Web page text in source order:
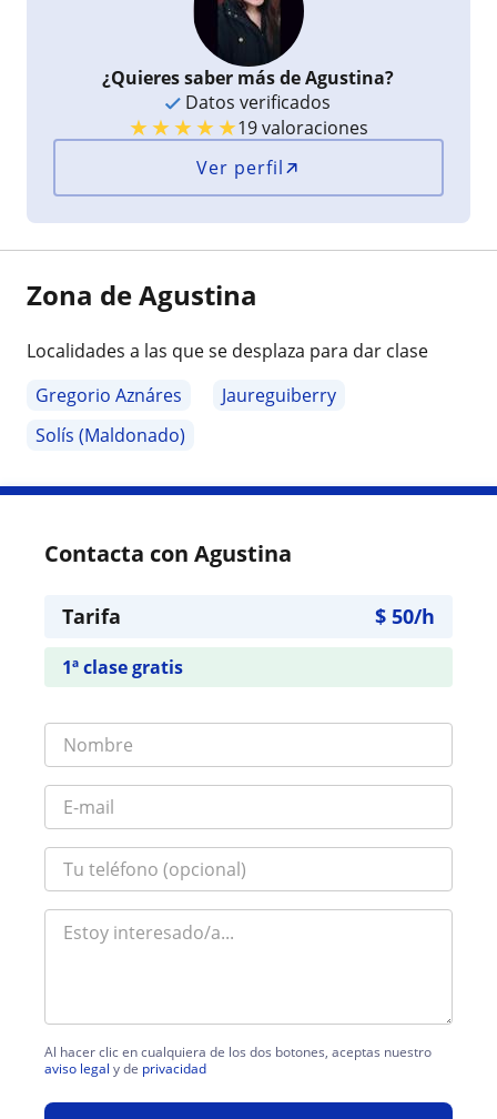
¿Quieres saber más de Agustina?
Datos verificados
★★★★★19 valoraciones
Ver perfil
Zona de Agustina
Localidades a las que se desplaza para dar clase
Gregorio Aznáres
Jaureguiberry
Solís (Maldonado)
Contacta con Agustina
Tarifa $ 50/h
1ª clase gratis
Al hacer clic en cualquiera de los dos botones, aceptas nuestro
aviso legal y de privacidad